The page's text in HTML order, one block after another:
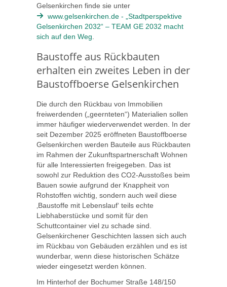
Gelsenkirchen finde sie unter
www.gelsenkirchen.de - „Stadtperspektive
Gelsenkirchen 2032“ – TEAM GE 2032 macht
sich auf den Weg
Baustoffe aus Rückbauten
erhalten ein zweites Leben in der
Baustoffboerse Gelsenkirchen
Die durch den Rückbau von Immobilien
freiwerdenden („geernteten“) Materialien sollen
immer häufiger wiederverwendet werden. In der
seit Dezember 2025 eröffneten Baustoffboerse
Gelsenkirchen werden Bauteile aus Rückbauten
im Rahmen der Zukunftspartnerschaft Wohnen
für alle Interessierten freigegeben. Das ist
sowohl zur Reduktion des CO2-Ausstoßes beim
Bauen sowie aufgrund der Knappheit von
Rohstoffen wichtig, sondern auch weil diese
‚Baustoffe mit Lebenslauf‘ teils echte
Liebhaberstücke und somit für den
Schuttcontainer viel zu schade sind.
Gelsenkirchener Geschichten lassen sich auch
im Rückbau von Gebäuden erzählen und es ist
wunderbar, wenn diese historischen Schätze
wieder eingesetzt werden können.
Im Hinterhof der Bochumer Straße 148/150